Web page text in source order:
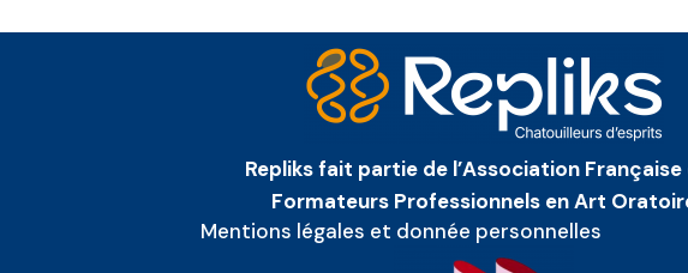
Repliks fait partie de l’Association Française
Formateurs Professionnels en Art
Mentions légales et donnée personnelles